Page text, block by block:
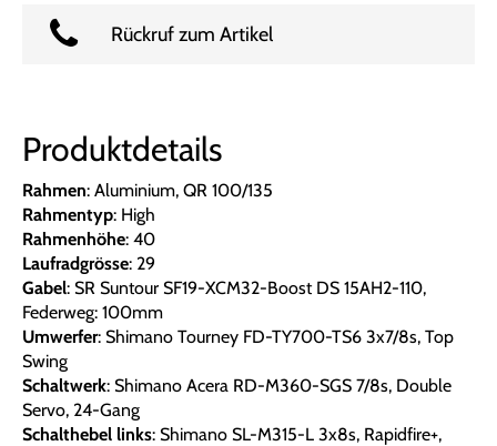
Rückruf zum Artikel
Produktdetails
Rahmen: Aluminium, QR 100/135
Rahmentyp: High
Rahmenhöhe: 40
Laufradgrösse: 29
Gabel: SR Suntour SF19-XCM32-Boost DS 15AH2-110,
Federweg: 100mm
Umwerfer: Shimano Tourney FD-TY700-TS6 3x7/8s, Top
Swing
Schaltwerk: Shimano Acera RD-M360-SGS 7/8s, Double
Servo, 24-Gang
Schalthebel links: Shimano SL-M315-L 3x8s, Rapidfire+,